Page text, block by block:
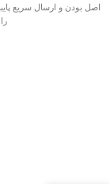
اصل بودن و ارسال سریع